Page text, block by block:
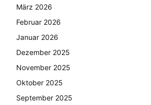
März 2026
Februar 2026
Januar 2026
Dezember 2025
November 2025
Oktober 2025
September 2025